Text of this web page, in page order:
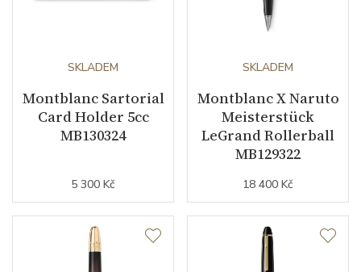
SKLADEM
Montblanc Sartorial
Card Holder 5cc
MB130324
5 300 Kč
SKLADEM
Montblanc X Naruto
Meisterstück
LeGrand Rollerball
MB129322
18 400 Kč